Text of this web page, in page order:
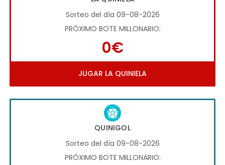
Sorteo del día 09-08-2026
PRÓXIMO BOTE MILLONARIO:
0€
JUGAR LA QUINIELA
QUINIGOL
Sorteo del día 09-08-2026
PRÓXIMO BOTE MILLONARIO: